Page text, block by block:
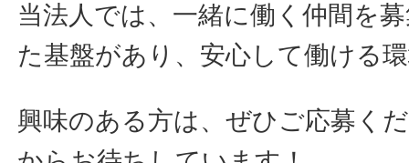
当法人では、一緒に働く仲間を
た基盤があり、安心して働ける
興味のある方は、ぜひご応募く